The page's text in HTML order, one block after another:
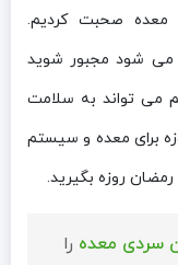
معده صحبت کردیم.
می شود مجبور شوید
می تواند به سلامت
برای معده و سیستم
رمضان روزه بگیرید.
سردی معده را